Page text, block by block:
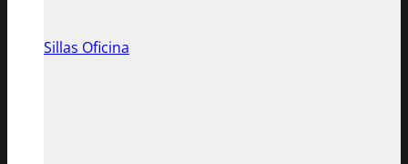
Sillas Oficina